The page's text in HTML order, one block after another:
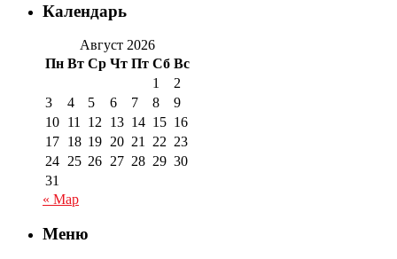
Календарь
Август 2026
Пн Вт Ср Чт Пт Сб Вс
1
2
3
4 5 6 7 8
9
10 11 12 13 14 15 16
17 18 19 20 21 22 23
24 25 26 27 28 29 30
31
« Мар
Меню